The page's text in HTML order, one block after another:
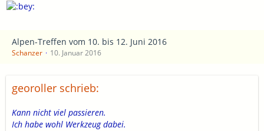
Alpen-Treffen vom 10. bis 12. Juni 2016
Schanzer 10. Januar 2016
georoller schrieb:
Kann nicht viel passieren.
Ich habe wohl Werkzeug dabei.